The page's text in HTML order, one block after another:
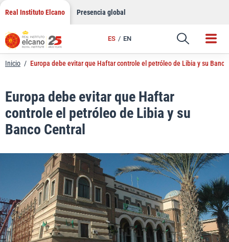
Saltar
contenido
Real Instituto Elcano Presencia global
ES EN
Enlace
Inicio / Europa debe evitar que Haftar controle el petróleo de Libia y su
Europa debe evitar que Haftar
controle el petróleo de Libia y su
Banco Central